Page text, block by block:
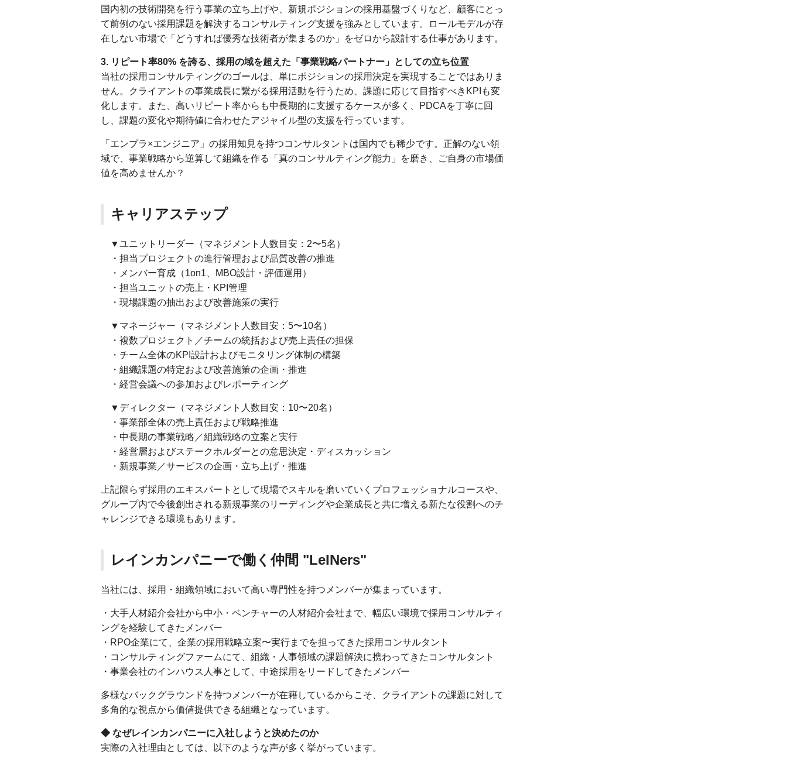
国内初の技術開発を行う事業の立ち上げや、新規ポジションの採用基盤づくりなど、顧客にとっ
て前例のない採用課題を解決するコンサルティング支援を強みとしています。ロールモデルが存
在しない市場で「どうすれば優秀な技術者が集まるのか」をゼロから設計する仕事があります。
3. リピート率80% を誇る、採用の域を超えた「事業戦略パートナー」としての立ち位置
当社の採用コンサルティングのゴールは、単にポジションの採用決定を実現することではありま
せん。クライアントの事業成長に繋がる採用活動を行うため、課題に応じて目指すべきKPIも変
化します。また、高いリピート率からも中長期的に支援するケースが多く、PDCAを丁寧に回
し、課題の変化や期待値に合わせたアジャイル型の支援を行っています。
「エンプラ×エンジニア」の採用知見を持つコンサルタントは国内でも稀少です。正解のない領
域で、事業戦略から逆算して組織を作る「真のコンサルティング能力」を磨き、ご自身の市場価
値を高めませんか？
キャリアステップ
▼ユニットリーダー（マネジメント人数目安：2〜5名）
・担当プロジェクトの進行管理および品質改善の推進
・メンバー育成（1on1、MBO設計・評価運用）
・担当ユニットの売上・KPI管理
・現場課題の抽出および改善施策の実行
▼マネージャー（マネジメント人数目安：5〜10名）
・複数プロジェクト／チームの統括および売上責任の担保
・チーム全体のKPI設計およびモニタリング体制の構築
・組織課題の特定および改善施策の企画・推進
・経営会議への参加およびレポーティング
▼ディレクター（マネジメント人数目安：10〜20名）
・事業部全体の売上責任および戦略推進
・中長期の事業戦略／組織戦略の立案と実行
・経営層およびステークホルダーとの意思決定・ディスカッション
・新規事業／サービスの企画・立ち上げ・推進
上記限らず採用のエキスパートとして現場でスキルを磨いていくプロフェッショナルコースや、
グループ内で今後創出される新規事業のリーディングや企業成長と共に増える新たな役割へのチ
ャレンジできる環境もあります。
レインカンパニーで働く仲間 "LeINers"
当社には、採用・組織領域において高い専門性を持つメンバーが集まっています。
・大手人材紹介会社から中小・ベンチャーの人材紹介会社まで、幅広い環境で採用コンサルティ
ングを経験してきたメンバー
・RPO企業にて、企業の採用戦略立案〜実行までを担ってきた採用コンサルタント
・コンサルティングファームにて、組織・人事領域の課題解決に携わってきたコンサルタント
・事業会社のインハウス人事として、中途採用をリードしてきたメンバー
多様なバックグラウンドを持つメンバーが在籍しているからこそ、クライアントの課題に対して
多角的な視点から価値提供できる組織となっています。
◆ なぜレインカンパニーに入社しようと決めたのか
実際の入社理由としては、以下のような声が多く挙がっています。